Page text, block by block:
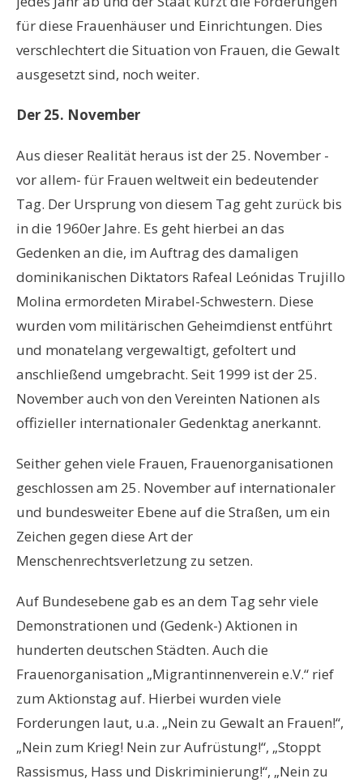
für diese Frauenhäuser und Einrichtungen. Dies
verschlechtert die Situation von Frauen, die Gewalt
ausgesetzt sind, noch weiter.
Der 25. November
Aus dieser Realität heraus ist der 25. November -
vor allem- für Frauen weltweit ein bedeutender
Tag. Der Ursprung von diesem Tag geht zurück bis
in die 1960er Jahre. Es geht hierbei an das
Gedenken an die, im Auftrag des damaligen
dominikanischen Diktators Rafeal Leónidas Trujillo
Molina ermordeten Mirabel-Schwestern. Diese
wurden vom militärischen Geheimdienst entführt
und monatelang vergewaltigt, gefoltert und
anschließend umgebracht. Seit 1999 ist der 25.
November auch von den Vereinten Nationen als
offizieller internationaler Gedenktag anerkannt.
Seither gehen viele Frauen, Frauenorganisationen
geschlossen am 25. November auf internationaler
und bundesweiter Ebene auf die Straßen, um ein
Zeichen gegen diese Art der
Menschenrechtsverletzung zu setzen.
Auf Bundesebene gab es an dem Tag sehr viele
Demonstrationen und (Gedenk-) Aktionen in
hunderten deutschen Städten. Auch die
Frauenorganisation „Migrantinnenverein e.V.“ rief
zum Aktionstag auf. Hierbei wurden viele
Forderungen laut, u.a. „Nein zu Gewalt an Frauen!“,
„Nein zum Krieg! Nein zur Aufrüstung!“, „Stoppt
Rassismus, Hass und Diskriminierung!“, „Nein zu